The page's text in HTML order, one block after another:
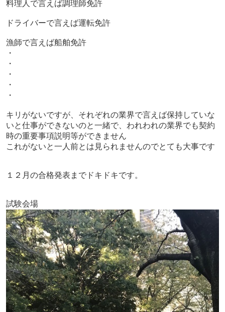
料理人で言えば調理師免許
ドライバーで言えば運転免許
漁師で言えば船舶免許
・
・
・
・
・
キリがないですが、それぞれの業界で言えば保持していな
いと仕事ができないのと一緒で、 われわれの業界でも契約
時の重要事項説明等ができません
これがないと一人前とは見られませんのでとても大事です
１２月の合格発表までドキドキです。
試験会場